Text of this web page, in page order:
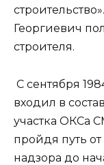
Георгиевич
строителя.
С сентября
входил в
участка ОКСа
пройдя путь
надзора до